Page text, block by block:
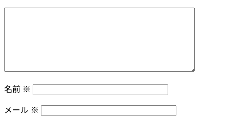
名前 ※
メール ※